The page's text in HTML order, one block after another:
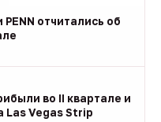
отчитались об
во II квартале и
Las Vegas Strip